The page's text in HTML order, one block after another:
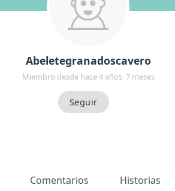
Abeletegranadoscavero
Miembro desde hace 4 años, 7 meses
Comentarios Historias